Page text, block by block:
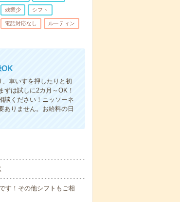
残業少 シフト
電話対応なし ルーティン
OK
車いすを押したりと初
は試しに2カ月～OK！
談ください！ニッソーネ
ありません。お給料の日
す！その他シフトもご相